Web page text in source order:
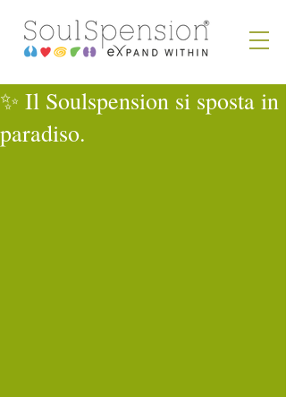
✨ Il Soulspension si sposta in
paradiso.